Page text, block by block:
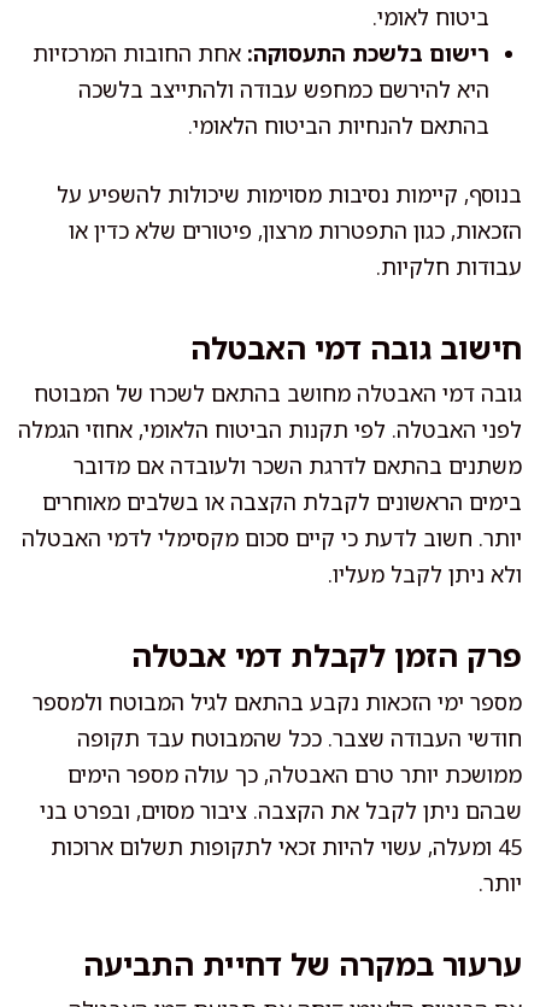
ביטוח לאומי.
רישום בלשכת התעסוקה: אחת החובות המרכזיות
היא להירשם כמחפש עבודה ולהתייצב בלשכה
בהתאם להנחיות הביטוח הלאומי.
בנוסף, קיימות נסיבות מסוימות שיכולות להשפיע על
הזכאות, כגון התפטרות מרצון, פיטורים שלא כדין או
עבודות חלקיות.
חישוב גובה דמי האבטלה
גובה דמי האבטלה מחושב בהתאם לשכרו של המבוטח
לפני האבטלה. לפי תקנות הביטוח הלאומי, אחוזי הגמלה
משתנים בהתאם לדרגת השכר ולעובדה אם מדובר
בימים הראשונים לקבלת הקצבה או בשלבים מאוחרים
יותר. חשוב לדעת כי קיים סכום מקסימלי לדמי האבטלה
ולא ניתן לקבל מעליו.
פרק הזמן לקבלת דמי אבטלה
מספר ימי הזכאות נקבע בהתאם לגיל המבוטח ולמספר
חודשי העבודה שצבר. ככל שהמבוטח עבד תקופה
ממושכת יותר טרם האבטלה, כך עולה מספר הימים
שבהם ניתן לקבל את הקצבה. ציבור מסוים, ובפרט בני
45 ומעלה, עשוי להיות זכאי לתקופות תשלום ארוכות
יותר.
ערעור במקרה של דחיית התביעה